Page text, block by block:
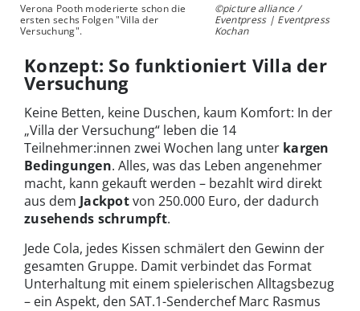
Verona Pooth moderierte schon die
ersten sechs Folgen "Villa der
Versuchung".
©picture alliance /
Eventpress | Eventpress
Kochan
Konzept: So funktioniert Villa der
Versuchung
Keine Betten, keine Duschen, kaum Komfort: In der
„Villa der Versuchung“ leben die 14
Teilnehmer:innen zwei Wochen lang unter kargen
Bedingungen. Alles, was das Leben angenehmer
macht, kann gekauft werden – bezahlt wird direkt
aus dem Jackpotvon 250.000 Euro, der dadurch
zusehends schrumpft.
Jede Cola, jedes Kissen schmälert den Gewinn der
gesamten Gruppe. Damit verbindet das Format
Unterhaltung mit einem spielerischen Alltagsbezug
– ein Aspekt, den SAT.1-Senderchef Marc Rasmus